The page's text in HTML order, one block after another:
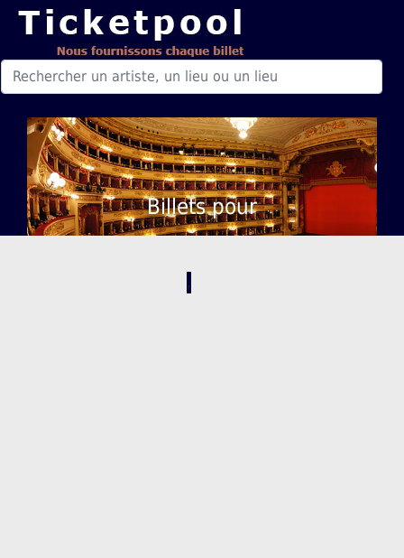
Billets pour
,